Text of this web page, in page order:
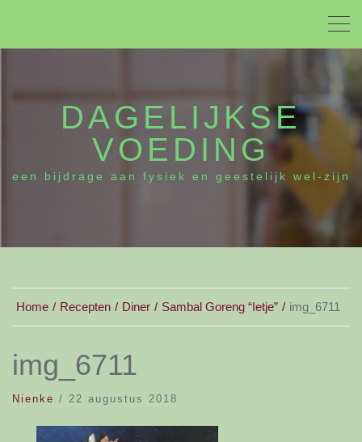
DAGELIJKSE
VOEDING
een bijdrage aan fysiek en geestelijk wel-zijn
Home Recepten Diner Sambal Goreng “Ietje” img_6711
img_6711
Nienke / 22 augustus 2018